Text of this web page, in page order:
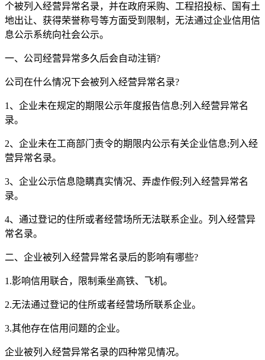
个被列入经营异常名录，并在政府采购、工程招投标、国有土
地出让、获得荣誉称号等方面受到限制，无法通过企业信用信
息公示系统向社会公示。
一、公司经营异常多久后会自动注销?
公司在什么情况下会被列入经营异常名录?
1、企业未在规定的期限公示年度报告信息;列入经营异常名
录。
2、企业未在工商部门责令的期限内公示有关企业信息;列入经
营异常名录。
3、企业公示信息隐瞒真实情况、弄虚作假;列入经营异常名
录。
4、通过登记的住所或者经营场所无法联系企业。列入经营异
常名录。
二、企业被列入经营异常名录后的影响有哪些?
1.影响信用联合，限制乘坐高铁、飞机。
2.无法通过登记的住所或者经营场所联系企业。
3.其他存在信用问题的企业。
企业被列入经营异常名录的四种常见情况。